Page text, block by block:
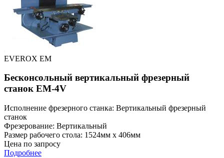
EVEROX EM
Бесконсольный вертикальный фрезерный
станок EM-4V
Исполнение фрезерного станка: Вертикальный фрезерный
станок
Фрезерование: Вертикальный
Размер рабочего стола: 1524мм x 406мм
Цена по запросу
Подробнее